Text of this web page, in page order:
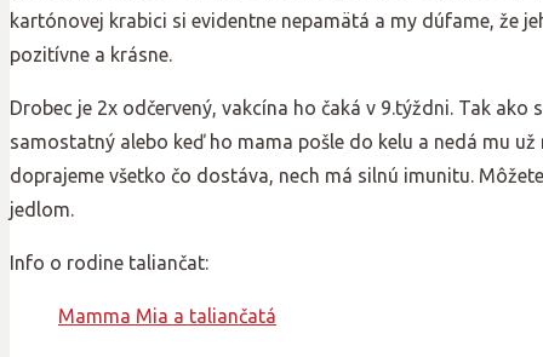
kartónovej krabici si evidentne nepamätá a my dúfame, že
pozitívne a krásne.
Drobec je 2x odčervený, vakcína ho čaká v 9.týždni. Tak
samostatný alebo keď ho mama pošle do kelu a nedá mu
doprajeme všetko čo dostáva, nech má silnú imunitu.
jedlom.
Info o rodine taliančat:
Mamma Mia a taliančatá